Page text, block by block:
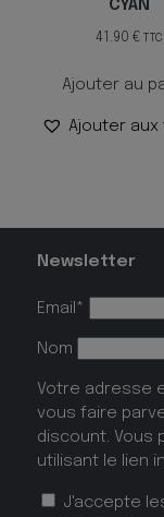
CYAN
41.90€ TTC
Ajouter au
Ajouter aux
Newsletter
Email*
Nom
Votre adresse
vous faire
discount. Vous
utilisant le lien
J'accepte